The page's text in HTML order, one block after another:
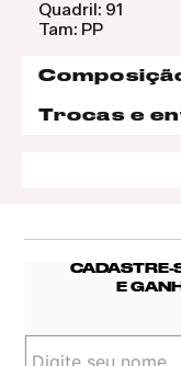
Quadril: 91
Tam: PP
Trocas e
CADASTRE-
E